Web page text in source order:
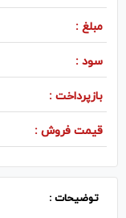
مبلغ :
سود :
بازپرداخت :
قیمت فروش :
توضیحات :